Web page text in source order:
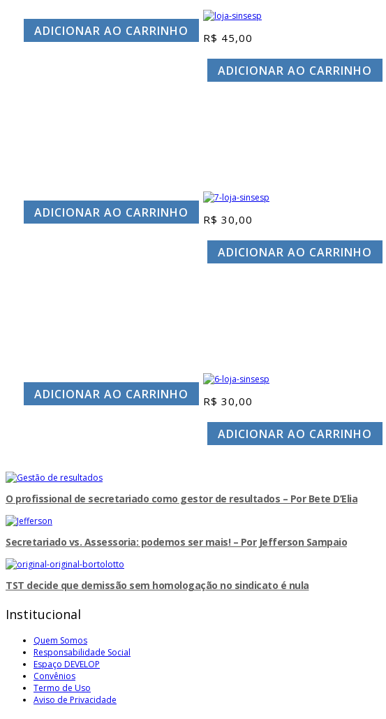
ADICIONAR AO CARRINHO R$ 45,00
ADICIONAR AO CARRINHO
ADICIONAR AO CARRINHO R$ 30,00
ADICIONAR AO CARRINHO
ADICIONAR AO CARRINHO R$ 30,00
ADICIONAR AO CARRINHO
O profissional de secretariado como gestor de resultados – Por Bete D’Elia
Secretariado vs. Assessoria: podemos ser mais! – Por Jefferson Sampaio
TST decide que demissão sem homologação no sindicato é nula
Institucional
Quem Somos
Responsabilidade Social
Espaço DEVELOP
Convênios
Termo de Uso
Aviso de Privacidade